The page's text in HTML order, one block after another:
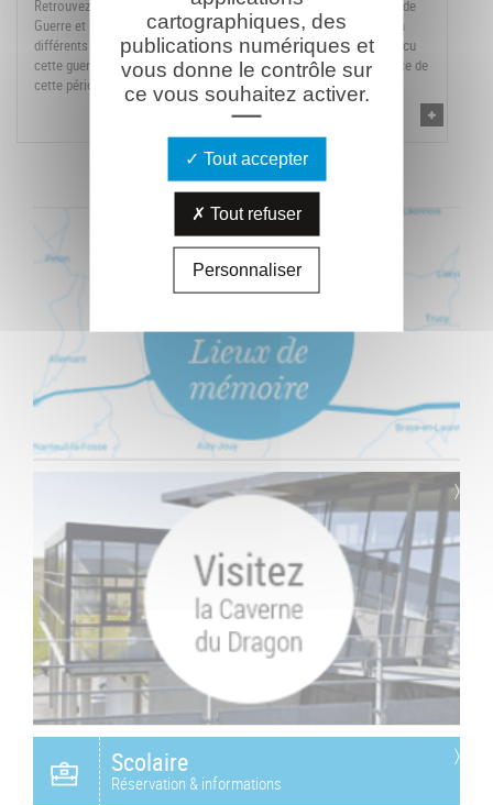
Retrouvez notre sélection d'ouvrages bibliographiques sur la Grande
Guerre et le Chemin des Dames, travaux d'historiens appartenant à
différents courants de pensées et témoignages de ceux qui ont vécu
cette guerre qui permettent d'accéder à une meilleure connaissance de
cette période.
Scolaire
Réservation & informations
cartographiques, des
publications numériques et
vous donne le contrôle sur
ce vous souhaitez activer.
Tout accepter
Tout refuser
Personnaliser